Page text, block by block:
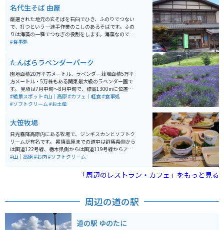
名代生そば 由屋
厳選された地元の玄そばを石臼でひき、ふのりでつない
で、打つという一連手作業のこしのあるそばです。ふの
りは海藻の一種でつなぎの役割をします。海藻なのでツ
ルツルとした舌触りで喉越しも気持ちいい。観光で食事
#食事処
たんばらラベンダーパーク
園地面積20万平方メートル、ラベンダー栽培面積5万平
方メートル・5万株もある関東最大級のラベンダー園で
す。 見頃は7月中旬～8月中旬で、標高1300mに位置す
るので涼しいです。園内には、見わたすかぎりのラベン
ダーや、カラフルな花々を並べた彩の丘、一面に咲くひ
場者のおよそ2人に1人が食するラベンダーソフトクリー
ムをはじめ、新登場の冷やしラベンダーラーメンなど、
味覚でもラベンダーを楽しめるオリジナルメニューがた
くさんあります。 その他にも、畑に咲いているラベンダ
ーお持ち帰りできるラベンダー摘取り体験や、ラベンダ
ーを使用したオリジナルグッズなど、ラベンダーを感じ
#絶景スポット #山｜高原#カフェ｜軽食#食事処
#ソフトクリーム#お土産
大笹牧場
日光霧降高原内にある牧場で、ジンギスカンとソフトク
リームが有名です。 霧降高原までの道中は群馬県側から
は国道122号線、栃木県側からは国道119号線からアク
セス出来ます。駐車場も広いです。 周辺には、日光東照
セスするワインディングロードなどツーリングスポット
#山｜高原#お肉#ソフトクリーム
「周辺のレストラン・カフェ」をもっと見る
周辺の道の駅
道の駅 ゆのたに